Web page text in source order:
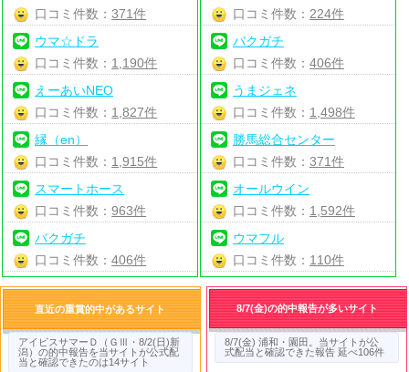
口コミ件数：371件
ウマ☆ドラ
口コミ件数： 1,190件
えーあいNEO
口コミ件数： 1,827件
縁（en）
口コミ件数： 1,915件
スマートホース
口コミ件数：963件
バクガチ
口コミ件数：406件
口コミ件数： 224件
バクガチ
口コミ件数： 406件
うまジェネ
口コミ件数： 1,498件
勝馬総合センター
口コミ件数： 371件
オールウイン
口コミ件数： 1,592件
ウマフル
口コミ件数： 110件
直近の重賞的中があるサイト
アイビスサマーＤ（ＧⅢ・8/2(日)新
潟）の的中報告を当サイトが公式配
当と確認できたのは14サイト
8/7(金)の的中報告が多いサイト
8/7(金) 浦和・園田。当サイトが公
式配当と確認できた報告 延べ106件